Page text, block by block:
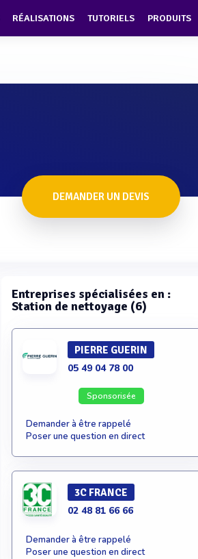
RÉALISATIONS TUTORIELS PRODUITS
DEMANDER UN DEVIS
Entreprises spécialisées en :
Station de nettoyage (6)
PIERRE GUERIN
05 49 04 78 00
Sponsorisée
Demander à être rappelé
Poser une question en direct
3C FRANCE
02 48 81 66 66
Demander à être rappelé
Poser une question en direct